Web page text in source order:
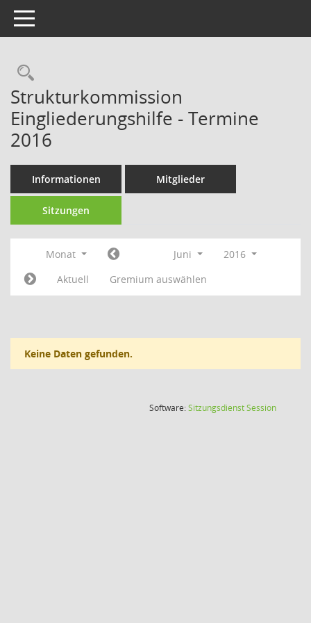
Toggle navigation
Strukturkommission
Eingliederungshilfe - Termine
2016
Informationen Mitglieder
Sitzungen
Monat Juni
2016
Aktuell
Gremium auswählen
Keine Daten gefunden.
Software:SitzungsdienstSession(Wird in